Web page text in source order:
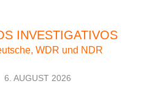
INVESTIGATIVOS
WDR und NDR
6. AUGUST 2026